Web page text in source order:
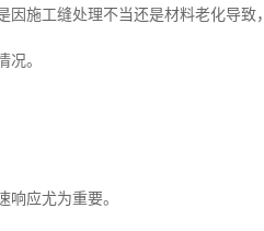
施工缝处理不当还是材料老化导致
况。
响应尤为重要。